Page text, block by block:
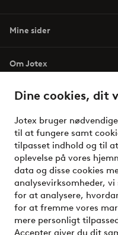
Dine cookies, dit
Jotex bruger
til at fungere samt
tilpasset indhold og til
oplevelse på vores
data og disse cookies
analysevirksomheder,
for at analysere,
for at fremme vores
mere personligt
Accepter giver du dit
Mine sider
Om Jotex
Vilkår
Venner
Sikre
Vil du vide mere om
elpy